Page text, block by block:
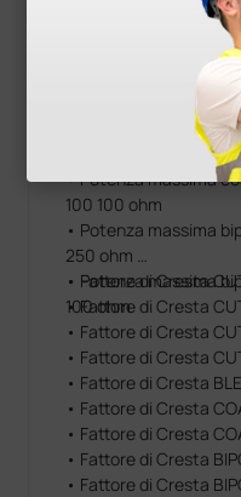
• Potenza massima
• Potenza massima
• Potenza massima
• Potenza massima
100 100 ohm
• Potenza massima
250 ohm
• Potenza massima
100 ohm
• Fattore di Cresta
• Fattore di Cresta
• Fattore di Cresta
• Fattore di Cresta
• Fattore di Cresta
• Fattore di Cresta
• Fattore di Cresta
• Fattore di Cresta
• Fattore di Cresta